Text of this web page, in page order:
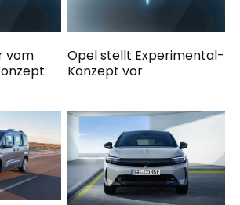
vom
Opel stellt Experimental-
Konzept vor